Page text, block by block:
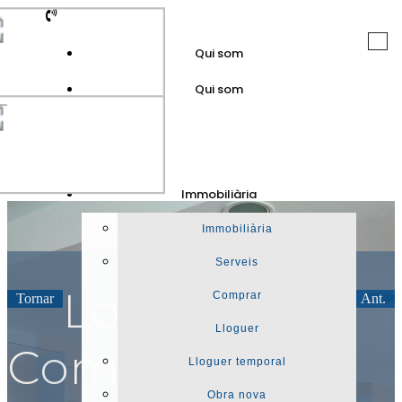
Qui som
Qui som
Immobiliària
Immobiliària
Serveis
Comprar
Lloguer
Lloguer temporal
Obra nova
Tornar Ant.
Local
Comercial en